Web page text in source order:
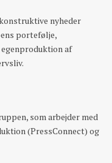
nyheder
portefølje,
af
som arbejder med
(PressConnect) og